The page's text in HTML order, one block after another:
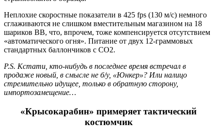
Неплохие скоростные показатели в 425 fps (130 м/с) немного
сглаживаются не слишком вместительным магазином на 18
шариков ВВ, что, впрочем, тоже компенсируется отсутствием
«автоматического огня». Питание от двух 12-граммовых
стандартных баллончиков с СО2.
P.S. Кстати, кто-нибудь в последнее время встречал в
продаже новый, в смысле не б/у, «Юнкер»? Или налицо
стремительно идущее, только в обратную сторону,
импортозамещение…
«Крысокарабин» примеряет тактический
костюмчик